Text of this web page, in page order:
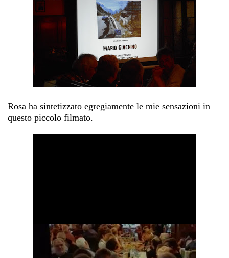
Rosa ha sintetizzato egregiamente le mie sensazioni in
questo piccolo filmato.